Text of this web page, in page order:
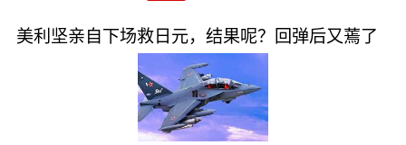
美利坚亲自下场救日元，结果呢？回弹后又蔫了